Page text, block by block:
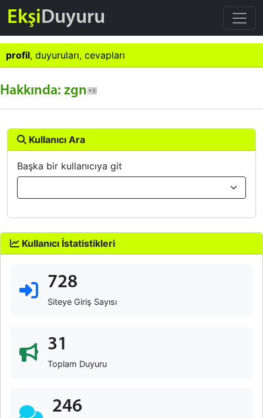
EkşiDuyuru
profil, duyuruları, cevapları
Hakkında: zgn
Kullanıcı Ara
Başka bir kullanıcıya git
Kullanıcı İstatistikleri
728
Siteye Giriş Sayısı
31
Toplam Duyuru
246